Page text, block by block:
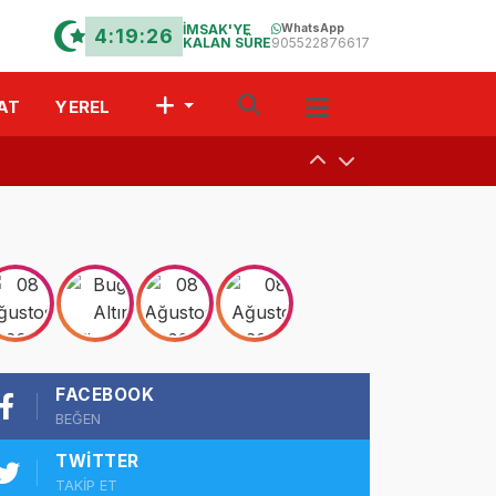
4:19:25
İMSAK'YE
KALAN SÜRE
WhatsApp
905522876617
YEREL
Münazarası
FACEBOOK
BEĞEN
TWITTER
TAKİP ET